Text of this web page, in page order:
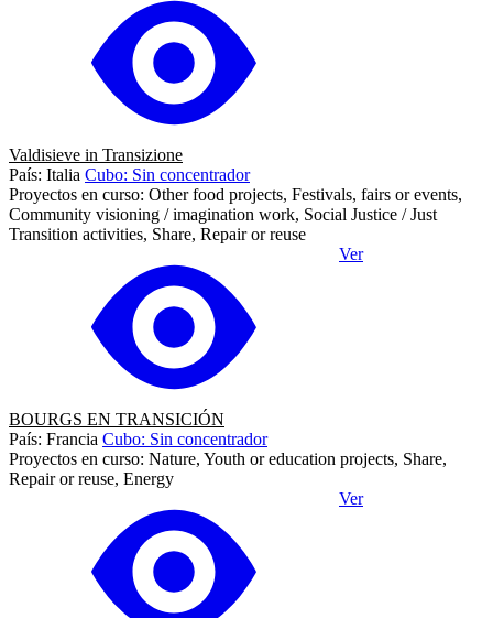
Valdisieve in Transizione
País: Italia Cubo: Sin concentrador
Proyectos en curso: Other food projects, Festivals, fairs or events,
Community visioning / imagination work, Social Justice / Just
Transition activities, Share, Repair or reuse
Ver
BOURGS EN TRANSICIÓN
País: Francia Cubo: Sin concentrador
Proyectos en curso: Nature, Youth or education projects, Share,
Repair or reuse, Energy
Ver